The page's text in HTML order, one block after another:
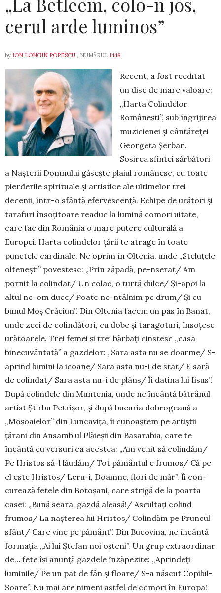
cerul arde luminos”
by ION LONGIN POPESCU , NUMĂRUL 1448
Recent, a fost reeditat
un disc de mare valoare:
„Harta Colindelor
Românești”, sub îngrijirea
muzicienei și cântăreței
Georgeta Șerban.
Sosirea sfintei sărbători
a Nașterii Domnului găsește plaiul românesc, cu toate
pierderile spirituale și artistice ale ultimelor trei
decenii, într-o sfântă efervescență. Echipe de urători și
tarafuri însoțitoare readuc la lumină comori uitate,
care fac din România o mare putere culturală a
Europei. Harta co­lin­delor țării te atrage în toate
punctele cardinale. Ne oprim în Oltenia, unde „Steluțele
oltenești” povestesc: „Prin ză­padă, pe-nserat/ Am
pornit la colindat/ Un colac, o tur­tă dulce/ Și-apoi la
altul ne-om duce/ Poate ne-ntâl­nim pe drum/ Și cu
bunul Moș Crăciun”. Din Oltenia facem un pas în Banat,
unde zeci de colindători, cu dobe și taragoturi, însoțesc
urătoarele. Trei femei și trei bărbați cinstesc „casa
binecuvântată” a gazdelor: „Sa­ra asta nu se doarme/ S-
aprind lumini la icoane/ Sa­ra asta nu-i de stat/ E sară
de colindat/ Sara asta nu-i de plâns/ Îi datina lui Iisus”.
După colindele din Muntenia, unde ne încântă bătrânul
artist Știrbu Petrișor, și du­pă bucuria dobro­geană a
„Moșoaielor” din Luncavița, îi cu­noaș­tem pe artiștii
țărani din Ansamblul Plăieșii din Ba­sarabia, care te
încântă cu versuri ca acestea: „Am venit să colindăm/
Pe Hristos să-l lăudăm/ Tot pământul e fru­mos/ Că pe
el este Hristos/ Leru-i, Doamne, flori de măr”. Îi con­
curează fetele din Botoșani, care strigă de la poarta
casei: „Bună seara, gazdă aleasă!/ Ascultați colind
frumos/ La nașterea lui Hristos/ Colindăm pe Pruncul
sfânt/ Care vine pe pământ”. Din Bucovina, ne încântă
formația „Ai lui Ștefan noi oșteni”. Un grup extraordinar
de… fete își anunță gazdele înzăpezite: „Aprindeți
luminile/ Pe un pat de fân și floare/ S-a născut Copilul-
Soare”. Nu mai are ni­meni astfel de comori în Europa!